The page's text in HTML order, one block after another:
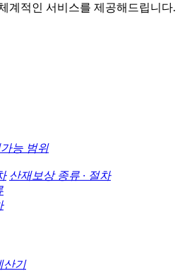
계적인 서비스를 제공해드립니다.
능 범위
산재보상 종류 · 절차
산기